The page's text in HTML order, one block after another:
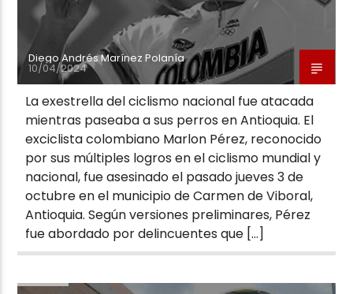
Diego Andrés Marínez Polanía
10/04/2024
La exestrella del ciclismo nacional fue atacada
mientras paseaba a sus perros en Antioquia. El
exciclista colombiano Marlon Pérez, reconocido
por sus múltiples logros en el ciclismo mundial y
nacional, fue asesinado el pasado jueves 3 de
octubre en el municipio de Carmen de Viboral,
Antioquia. Según versiones preliminares, Pérez
fue abordado por delincuentes que […]